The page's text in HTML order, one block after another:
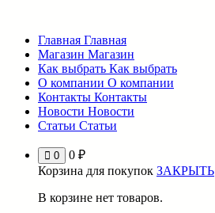
содержимому
Главная Главная
Магазин Магазин
Как выбрать Как выбрать
О компании О компании
Контакты Контакты
Новости Новости
Статьи Статьи
0 0 ₽
Корзина для покупок ЗАКРЫТЬ
В корзине нет товаров.